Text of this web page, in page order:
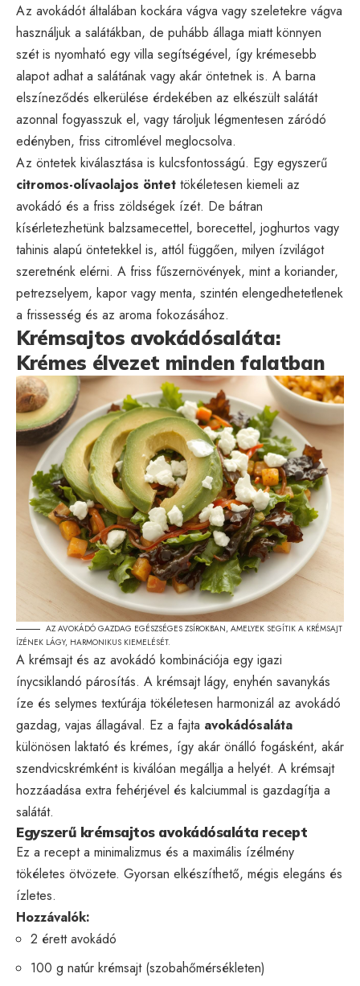
Az avokádót általában kockára vágva vagy szeletekre vágva
használjuk a salátákban, de puhább állaga miatt könnyen
szét is nyomható egy villa segítségével, így krémesebb
alapot adhat a salátának vagy akár öntetnek is. A barna
elszíneződés elkerülése érdekében az elkészült salátát
azonnal fogyasszuk el, vagy tároljuk légmentesen záródó
edényben, friss citromlével meglocsolva.
Az öntetek kiválasztása is kulcsfontosságú. Egy egyszerű
citromos-olívaolajos öntet tökéletesen kiemeli az
avokádó és a friss zöldségek ízét. De bátran
kísérletezhetünk balzsamecettel, borecettel, joghurtos vagy
tahinis alapú öntetekkel is, attól függően, milyen ízvilágot
szeretnénk elérni. A friss fűszernövények, mint a koriander,
petrezselyem, kapor vagy menta, szintén elengedhetetlenek
a frissesség és az aroma fokozásához.
Krémsajtos avokádósaláta:
Krémes élvezet minden falatban
AZ AVOKÁDÓ GAZDAG EGÉSZSÉGES ZSÍROKBAN, AMELYEK SEGÍTIK A KRÉMSAJT
ÍZÉNEK LÁGY, HARMONIKUS KIEMELÉSÉT.
A krémsajt és az avokádó kombinációja egy igazi
ínycsiklandó párosítás. A krémsajt lágy, enyhén savanykás
íze és selymes textúrája tökéletesen harmonizál az avokádó
gazdag, vajas állagával. Ez a fajta avokádósaláta
különösen laktató és krémes, így akár önálló fogásként, akár
szendvicskrémként is kiválóan megállja a helyét. A krémsajt
hozzáadása extra fehérjével és kalciummal is gazdagítja a
salátát.
Egyszerű krémsajtos avokádósaláta recept
Ez a recept a minimalizmus és a maximális ízélmény
tökéletes ötvözete. Gyorsan elkészíthető, mégis elegáns és
ízletes.
Hozzávalók:
2 érett avokádó
100 g natúr krémsajt (szobahőmérsékleten)